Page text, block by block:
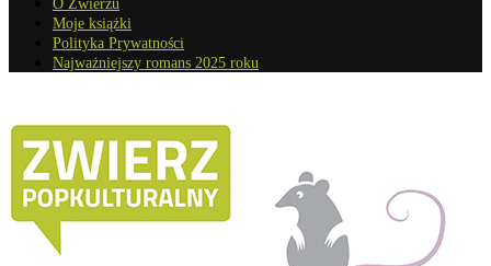
O Zwierzu
Moje książki
Polityka Prywatności
Najważniejszy romans 2025 roku